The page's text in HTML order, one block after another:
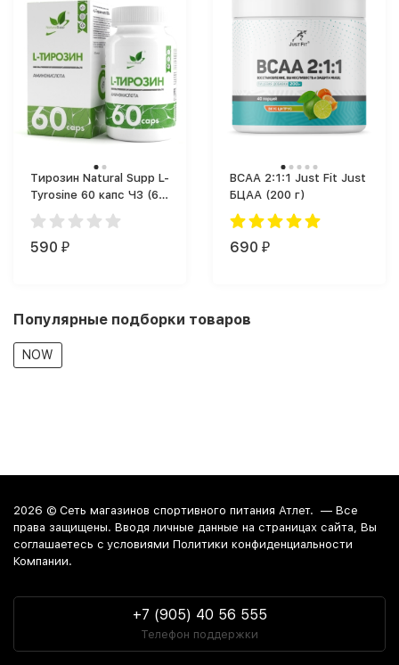
Тирозин Natural Supp L-
Tyrosine 60 капс ЧЗ (60
капс.)
590 ₽
BCAA 2:1:1 Just Fit Just
БЦАА (200 г)
690 ₽
Популярные подборки товаров
NOW
2026 © Сеть магазинов спортивного питания Атлет. — Все
права защищены. Вводя личные данные на страницах сайта, Вы
соглашаетесь c условиями Политики конфиденциальности
Компании.
+7 (905) 40 56 555
Телефон поддержки